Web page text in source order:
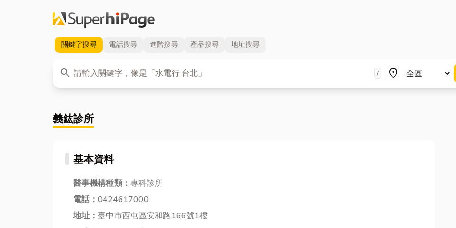
關鍵字搜尋 電話搜尋 進階搜尋 產品搜尋 地址搜尋
search
關鍵字 / place
地區
義鈜診所
基本資料
醫事機構種類： 專科診所
電話： 0424617000
地址： 臺中市西屯區安和路166號1樓